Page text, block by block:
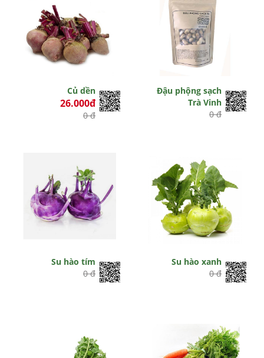
Củ dền
26.000đ
0 đ
Đậu phộng sạch
Trà Vinh
0 đ
Su hào tím
0 đ
Su hào xanh
0 đ